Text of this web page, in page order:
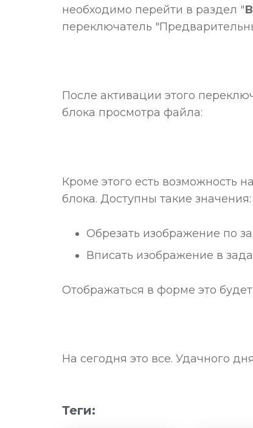
необходимо перейти в раздел "
переключатель
После активации этого
блока просмотра файла:
Кроме этого есть возможность
блока. Доступны такие значения:
Обрезать изображение по
Вписать изображение в
Отображаться в форме это будет
На сегодня это все. Удачного
Теги: